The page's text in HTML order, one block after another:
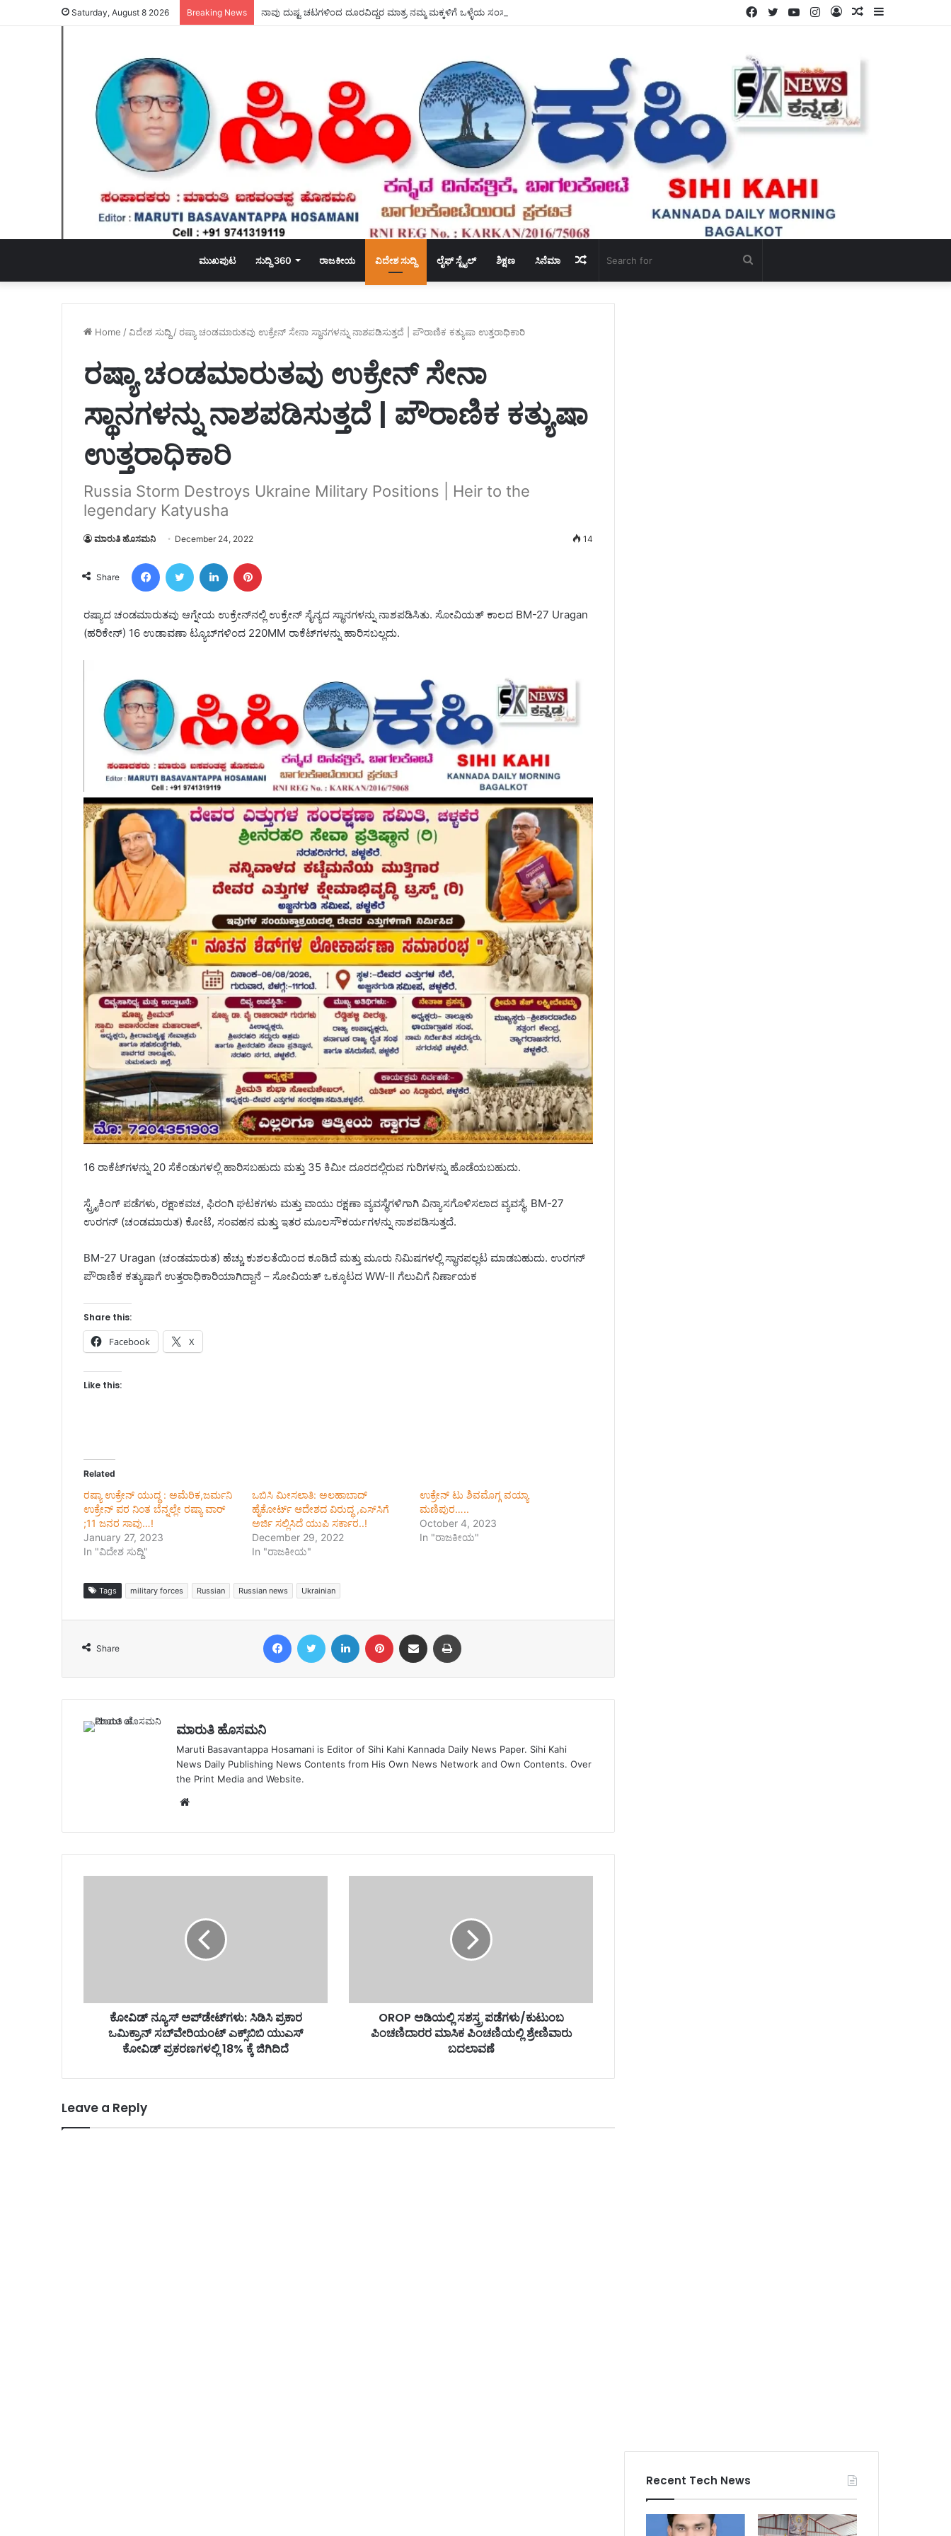
Saturday, August 8 2026 Breaking News ನಾವು ದುಷ್ಟ ಚಟಗಳಿಂದ ದೂರವಿದ್ದರ ಮಾತ್ರ ನಮ್ಮ ಮಕ್ಕಳಿಗೆ ಒಳ್ಳೆಯ ಸಂಸ್ಕಾರ ಕೊಡಲು – ಸಾಧ್ಯ ಆರ್.ಎಸ್ ಗಂಗನಹಳ್ಳಿ. Sidebar
Random
Log
Instagram
YouTube
Twitter
Facebook
ಮುಖಪುಟ ಸುದ್ದಿ 360 ರಾಜಕೀಯ ವಿದೇಶ ಸುದ್ದಿ ಲೈಫ್ ಸ್ಟೈಲ್ ಶಿಕ್ಷಣ ಸಿನೆಮಾ Search
Random
Article
Home /ವಿದೇಶ ಸುದ್ದಿ /ರಷ್ಯಾ ಚಂಡಮಾರುತವು ಉಕ್ರೇನ್ ಸೇನಾ ಸ್ಥಾನಗಳನ್ನು ನಾಶಪಡಿಸುತ್ತದೆ | ಪೌರಾಣಿಕ ಕತ್ಯುಷಾ ಉತ್ತರಾಧಿಕಾರಿ
ರಷ್ಯಾ ಚಂಡಮಾರುತವು ಉಕ್ರೇನ್ ಸೇನಾ
ಸ್ಥಾನಗಳನ್ನು ನಾಶಪಡಿಸುತ್ತದೆ | ಪೌರಾಣಿಕ ಕತ್ಯುಷಾ
ಉತ್ತರಾಧಿಕಾರಿ
Russia Storm Destroys Ukraine Military Positions | Heir to the
legendary Katyusha
ಮಾರುತಿ ಹೊಸಮನಿ December 24, 2022 14
Share
FacebookTwitter LinkedIn
ರಷ್ಯಾದ ಚಂಡಮಾರುತವು ಆಗ್ನೇಯ ಉಕ್ರೇನ್‌ನಲ್ಲಿ ಉಕ್ರೇನ್ ಸೈನ್ಯದ ಸ್ಥಾನಗಳನ್ನು ನಾಶಪಡಿಸಿತು. ಸೋವಿಯತ್ ಕಾಲದ BM-27 Uragan
(ಹರಿಕೇನ್) 16 ಉಡಾವಣಾ ಟ್ಯೂಬ್‌ಗಳಿಂದ 220MM ರಾಕೆಟ್‌ಗಳನ್ನು ಹಾರಿಸಬಲ್ಲದು.
16 ರಾಕೆಟ್‌ಗಳನ್ನು 20 ಸೆಕೆಂಡುಗಳಲ್ಲಿ ಹಾರಿಸಬಹುದು ಮತ್ತು 35 ಕಿಮೀ ದೂರದಲ್ಲಿರುವ ಗುರಿಗಳನ್ನು ಹೊಡೆಯಬಹುದು.
ಸ್ಟ್ರೈಕಿಂಗ್ ಪಡೆಗಳು, ರಕ್ಷಾಕವಚ, ಫಿರಂಗಿ ಘಟಕಗಳು ಮತ್ತು ವಾಯು ರಕ್ಷಣಾ ವ್ಯವಸ್ಥೆಗಳಿಗಾಗಿ ವಿನ್ಯಾಸಗೊಳಿಸಲಾದ ವ್ಯವಸ್ಥೆ. BM-27
ಉರಗನ್ (ಚಂಡಮಾರುತ) ಕೋಟೆ, ಸಂವಹನ ಮತ್ತು ಇತರ ಮೂಲಸೌಕರ್ಯಗಳನ್ನು ನಾಶಪಡಿಸುತ್ತದೆ.
BM-27 Uragan (ಚಂಡಮಾರುತ) ಹೆಚ್ಚು ಕುಶಲತೆಯಿಂದ ಕೂಡಿದೆ ಮತ್ತು ಮೂರು ನಿಮಿಷಗಳಲ್ಲಿ ಸ್ಥಾನಪಲ್ಲಟ ಮಾಡಬಹುದು. ಉರಗನ್
ಪೌರಾಣಿಕ ಕತ್ಯುಷಾಗೆ ಉತ್ತರಾಧಿಕಾರಿಯಾಗಿದ್ದಾನೆ – ಸೋವಿಯತ್ ಒಕ್ಕೂಟದ WW-II ಗೆಲುವಿಗೆ ನಿರ್ಣಾಯಕ
Share this:
Facebook X
Like this:
Related
ರಷ್ಯಾ ಉಕ್ರೇನ್ ಯುದ್ಧ : ಅಮೆರಿಕ,ಜರ್ಮನಿ
ಉಕ್ರೇನ್ ಪರ ನಿಂತ ಬೆನ್ನಲ್ಲೇ ರಷ್ಯಾ ವಾರ್
;11 ಜನರ ಸಾವು…!
January 27, 2023
In "ವಿದೇಶ ಸುದ್ದಿ"
ಒಬಿಸಿ ಮೀಸಲಾತಿ: ಅಲಹಾಬಾದ್
ಹೈಕೋರ್ಟ್ ಆದೇಶದ ವಿರುದ್ಧ ,ಎಸ್‌ಸಿಗೆ
ಅರ್ಜಿ ಸಲ್ಲಿಸಿದೆ ಯುಪಿ ಸರ್ಕಾರ..!
December 29, 2022
In "ರಾಜಕೀಯ"
ಉಕ್ರೇನ್ ಟು ಶಿವಮೊಗ್ಗ ವಯ್ಯಾ
ಮಣಿಪುರ…..
October 4, 2023
In "ರಾಜಕೀಯ"
Tags military forces Russian Russian news Ukrainian
Share
FacebookTwitter LinkedIn Pinterest Share via Email
ಮಾರುತಿ ಹೊಸಮನಿ
Maruti Basavantappa Hosamani is Editor of Sihi Kahi Kannada Daily News Paper. Sihi Kahi
News Daily Publishing News Contents from His Own News Network and Own Contents. Over
the Print Media and Website.
Website
ಕೋವಿಡ್ ನ್ಯೂಸ್ ಅಪ್‌ಡೇಟ್‌ಗಳು: ಸಿಡಿಸಿ ಪ್ರಕಾರ
ಒಮಿಕ್ರಾನ್ ಸಬ್‌ವೇರಿಯಂಟ್ ಎಕ್ಸ್‌ಬಿಬಿ ಯುಎಸ್
ಕೋವಿಡ್ ಪ್ರಕರಣಗಳಲ್ಲಿ 18% ಕ್ಕೆ ಜಿಗಿದಿದೆ
OROP ಅಡಿಯಲ್ಲಿ ಸಶಸ್ತ್ರ ಪಡೆಗಳು/ಕುಟುಂಬ
ಪಿಂಚಣಿದಾರರ ಮಾಸಿಕ ಪಿಂಚಣಿಯಲ್ಲಿ ಶ್ರೇಣಿವಾರು
ಬದಲಾವಣೆ
Leave a Reply
Recent Tech News